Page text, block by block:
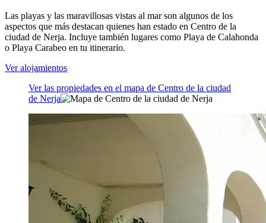
Las playas y las maravillosas vistas al mar son algunos de los
aspectos que más destacan quienes han estado en Centro de la
ciudad de Nerja. Incluye también lugares como Playa de Calahonda
o Playa Carabeo en tu itinerario.
Ver alojamientos
Ver las propiedades en el mapa de Centro de la ciudad
de Nerja